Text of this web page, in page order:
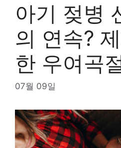
아기 젖병
의 연속?
한 우여곡
07월 09일